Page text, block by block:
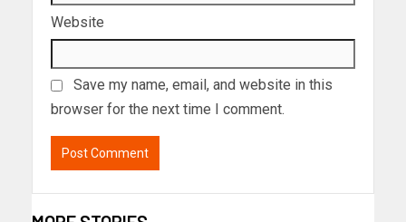
Website
Save my name, email, and website in this
browser for the next time I comment.